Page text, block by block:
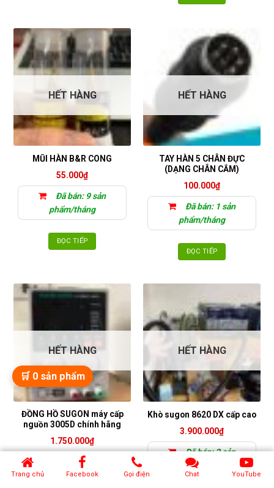
HẾT HÀNG
MŨI HÀN B&R CONG
55.000₫
Đã bán: 9 sản
phẩm/tháng
ĐỌC TIẾP
HẾT HÀNG
TAY HÀN 5 CHÂN ĐỰC
(DẠNG CHÂN CẮM)
100.000₫
Đã bán: 1 sản
phẩm/tháng
ĐỌC TIẾP
HẾT HÀNG
ĐỒNG HỒ SUGON máy cấp
nguồn 3005D chính hãng
1.750.000₫
ĐỌC TIẾP
HẾT HÀNG
Khò sugon 8620 DX cấp cao
3.900.000₫
Đã bán: 2 sản
phẩm/tháng
Trang chủ Facebook Gọi điện Chat YouTube
🛒 0 sản phẩm